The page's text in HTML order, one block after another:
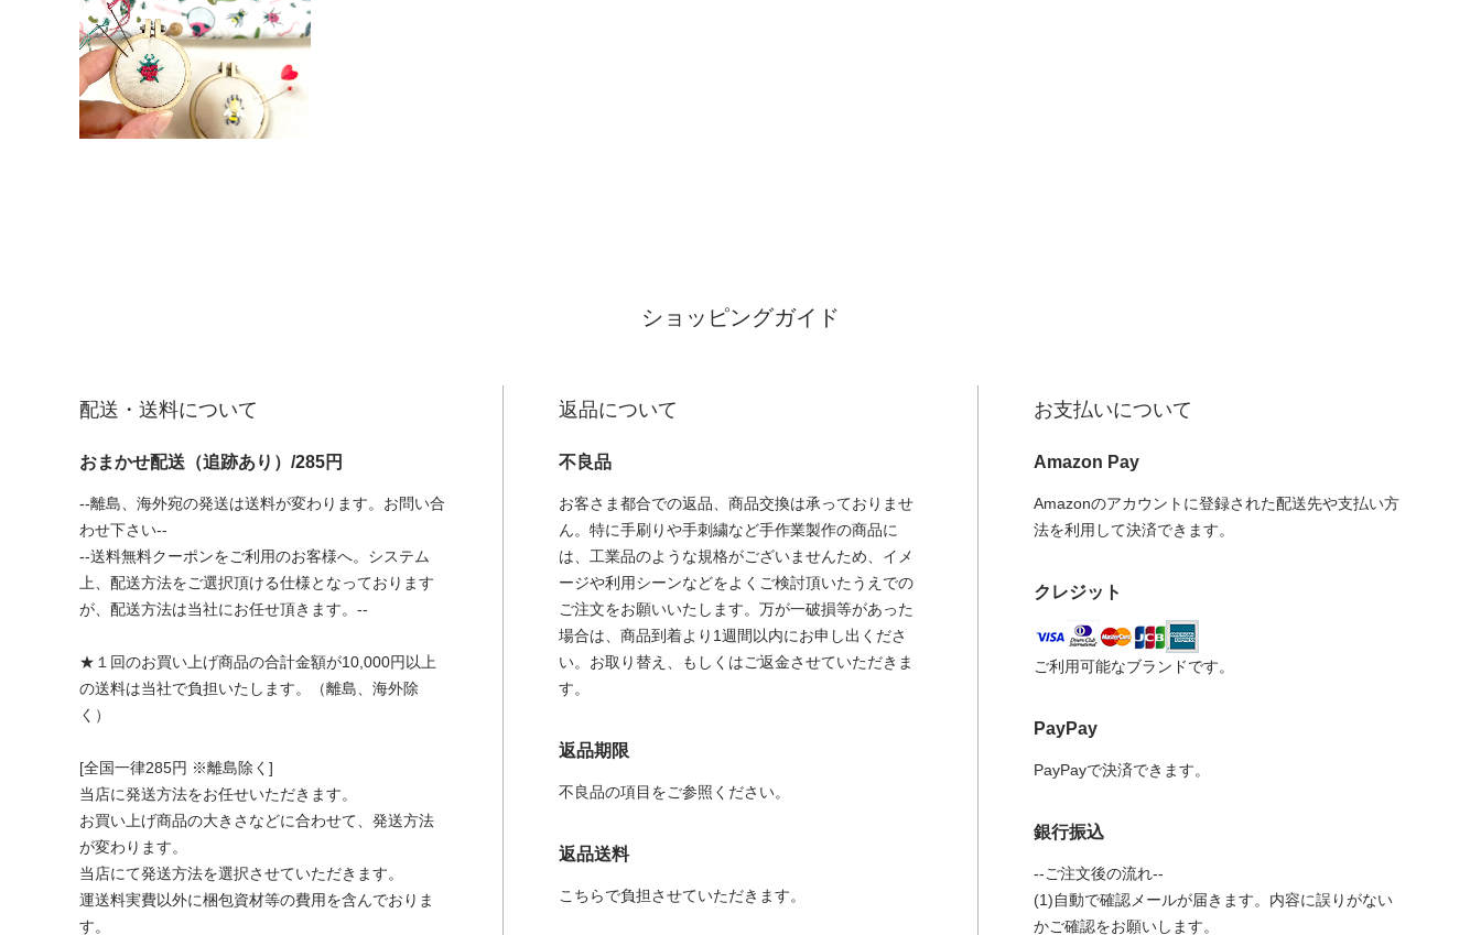
ショッピングガイド
配送・送料について
おまかせ配送（追跡あり）/285円
--離島、海外宛の発送は送料が変わります。お問い合
わせ下さい--
--送料無料クーポンをご利用のお客様へ。システム
上、配送方法をご選択頂ける仕様となっております
が、配送方法は当社にお任せ頂きます。--
★１回のお買い上げ商品の合計金額が10,000円以上
の送料は当社で負担いたします。（離島、海外除
く）
[全国一律285円 ※離島除く]
当店に発送方法をお任せいただきます。
お買い上げ商品の大きさなどに合わせて、発送方法
が変わります。
当店にて発送方法を選択させていただきます。
運送料実費以外に梱包資材等の費用を含んでおりま
す。
返品について
不良品
お客さま都合での返品、商品交換は承っておりませ
ん。特に手刷りや手刺繍など手作業製作の商品に
は、工業品のような規格がございませんため、イメ
ージや利用シーンなどをよくご検討頂いたうえでの
ご注文をお願いいたします。万が一破損等があった
場合は、商品到着より1週間以内にお申し出くださ
い。お取り替え、もしくはご返金させていただきま
す。
返品期限
不良品の項目をご参照ください。
返品送料
こちらで負担させていただきます。
お支払いについて
Amazon Pay
Amazonのアカウントに登録された配送先や支払い方
法を利用して決済できます。
クレジット
ご利用可能なブランドです。
PayPay
PayPayで決済できます。
銀行振込
--ご注文後の流れ--
(1)自動で確認メールが届きます。内容に誤りがない
かご確認をお願いします。